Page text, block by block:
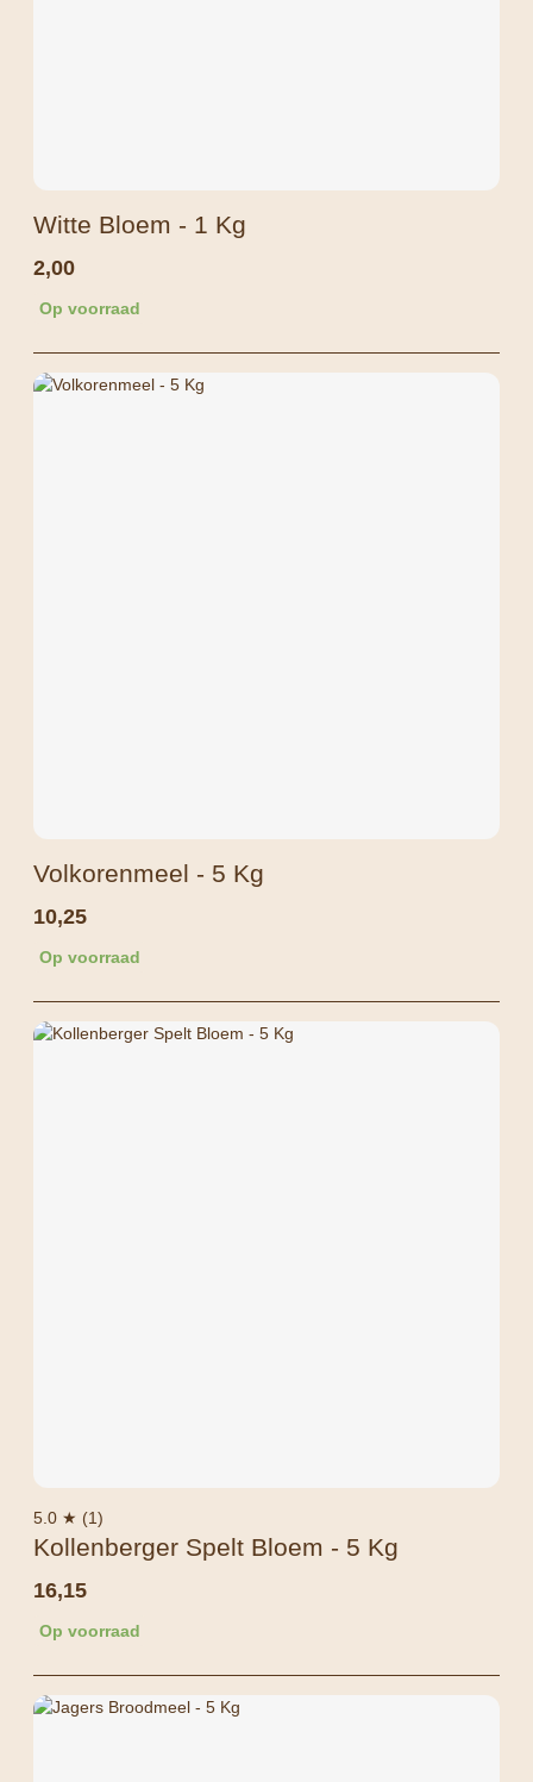
Witte Bloem - 1 Kg
2,00
Op voorraad
Volkorenmeel - 5 Kg
10,25
Op voorraad
5.0 ★ (1)
Kollenberger Spelt Bloem - 5 Kg
16,15
Op voorraad